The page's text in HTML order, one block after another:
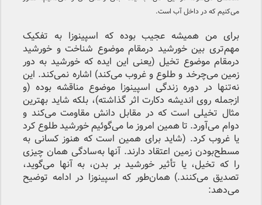
می‌کنیم که در داخل آب است.
برای من همیشه عجیب بوده که اسپینوزا به تفکیک
مهم‌تری بین خورشید درمقام موضوع شناخت و خورشید
درمقام موضوع تخیل (یعنی این ایده که خورشید به دور
زمین می‌چرخد و طلوع و غروب می‌کند) اشاره نمی‌کند. این
نه‌تنها در دوره زندگی اسپینوزا موضوع مناقشه بوده (و
ازجمله روی اندیشه دکارت اثر گذاشته)، بلکه شاید بهترین
مثال تخیلی است که در مقابل دانش مقاومت می‌کند و
دوام می‌آورد. تا همین امروز ما می‌گوئیم خورشید طلوع کرد
یا غروب کرد. (شاید برای همین است که هنوز کسانی به
مسطح‌بودن زمین اعتقاد دارند. آنها به‌سادگی همان چیزی
را که تخیل، یا تأثیر خورشید بر بدن، به آنها می‌گوید،
تصدیق می‌کنند.) همان‌طور که اسپینوزا در ادامه توضیح
می‌دهد: